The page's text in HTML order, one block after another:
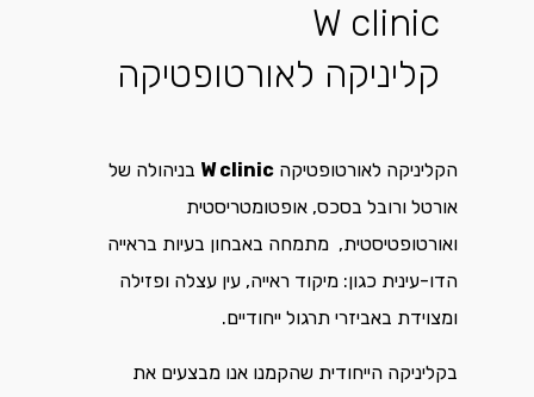
W clinic
קליניקה לאורטופטיקה
הקליניקה לאורטופטיקה W clinic בניהולה של
אורטל ורובל בסכס, אופטומטריסטית
ואורטופטיסטית, מתמחה באבחון בעיות בראייה
הדו-עינית כגון: מיקוד ראייה, עין עצלה ופזילה
ומצוידת באביזרי תרגול ייחודיים.
בקליניקה הייחודית שהקמנו אנו מבצעים את